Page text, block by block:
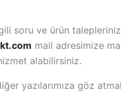
soru ve ürün
mail adresimize
alabilirsiniz.
yazılarımıza göz